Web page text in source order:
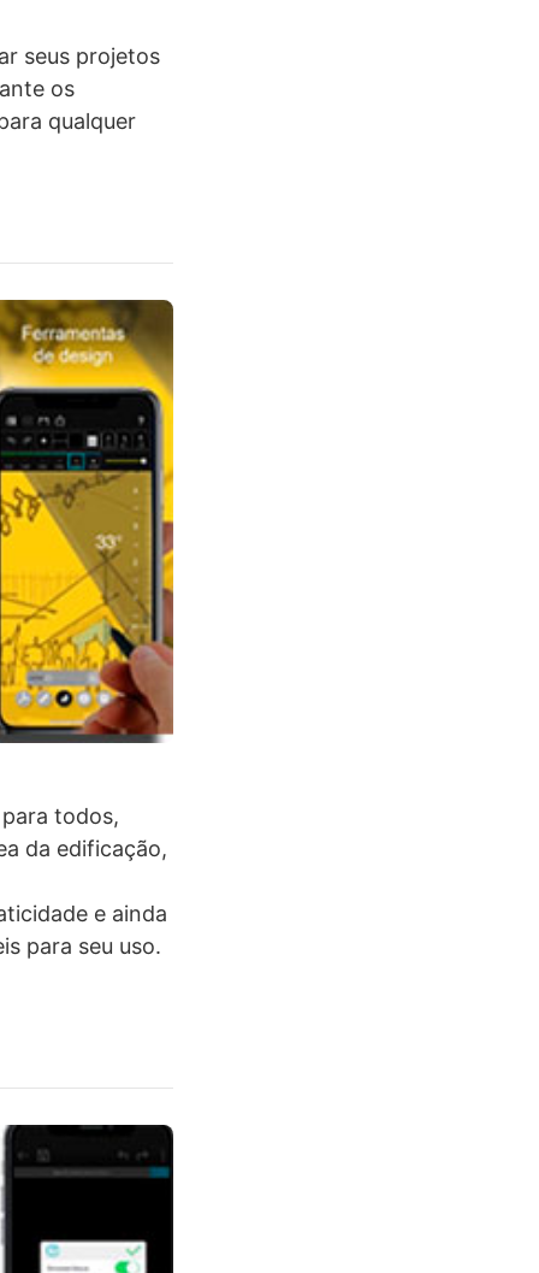
seus projetos
os
qualquer
todos,
da edificação,
e ainda
para seu uso.